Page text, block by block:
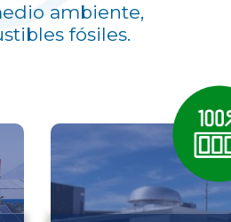
ambiente,
fósiles.